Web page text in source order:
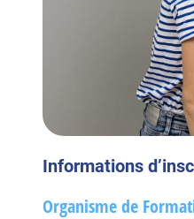
Informations
Organisme de